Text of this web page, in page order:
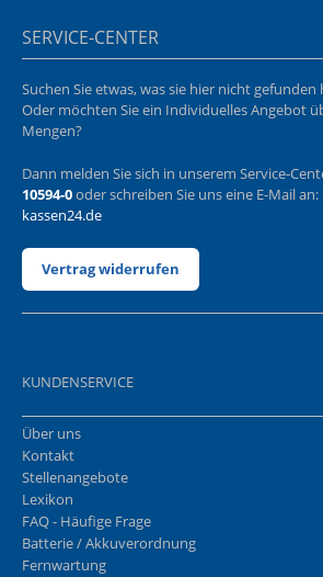
SERVICE-CENTER
Suchen Sie etwas, was sie hier nicht gefunden
Oder möchten Sie ein Individuelles Angebot
Mengen?
Dann melden Sie sich in unserem Service-
10594-0oder schreiben Sie uns eine E-Mail an:
kassen24.de
Vertrag widerrufen
KUNDENSERVICE
Über uns
Kontakt
Stellenangebote
Lexikon
FAQ - Häufige Frage
Batterie / Akkuverordnung
Fernwartung